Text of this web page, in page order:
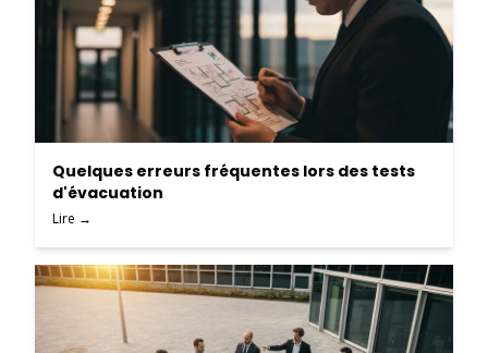
Quelques erreurs fréquentes lors des tests
d'évacuation
Lire →